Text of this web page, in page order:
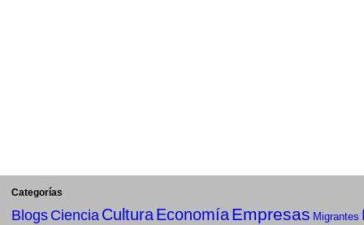
Categorías
BlogsCiencia CulturaEconomíaEmpresas Migrantes